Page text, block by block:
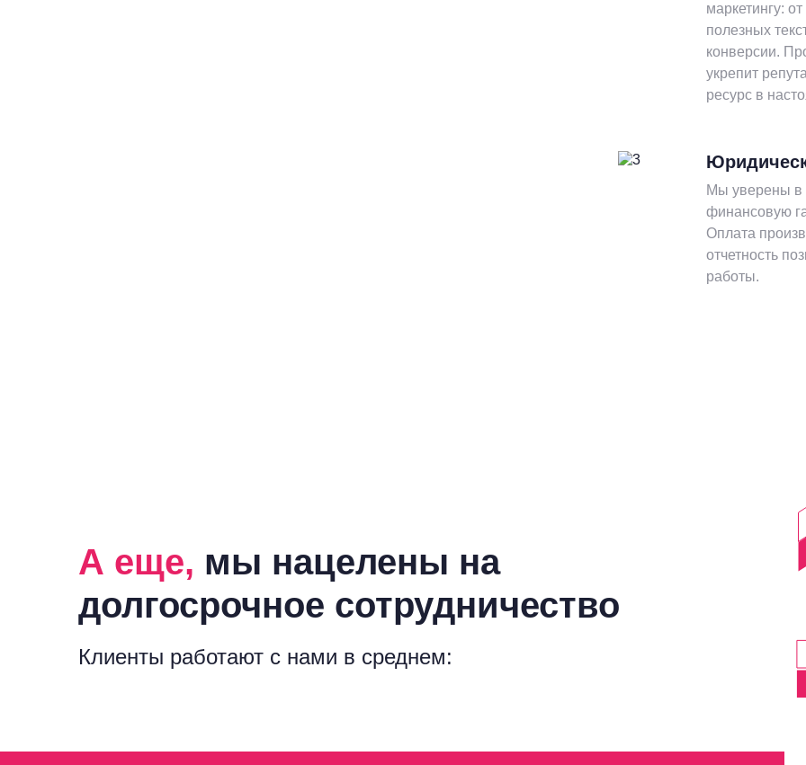
маркетингу:
полезных
конверсии.
укрепит
ресурс в
Мы уверены в
финансовую
Оплата
отчетность
работы.
А еще, мы нацелены на
долгосрочное сотрудничество
Клиенты работают с нами в среднем: